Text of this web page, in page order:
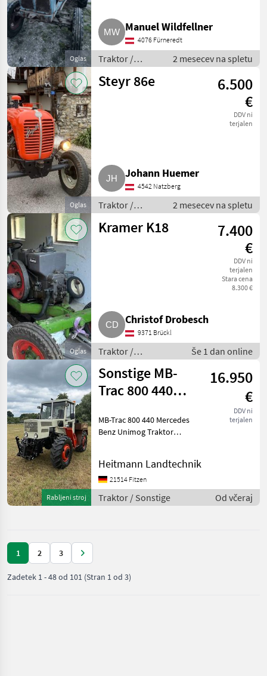
Oglas
Manuel Wildfellner
4076 Fürneredt
Traktor /
Standardni
traktor
2 mesecev na spletu
Oglas
Steyr 86e
6.500
€
DDV ni
terjalen
Johann Huemer
4542 Natzberg
Traktor /
Standardni
traktor
2 mesecev na spletu
Oglas
Kramer K18
7.400
€
DDV ni
terjalen
Stara cena
8.300 €
Christof Drobesch
9371 Brückl
Traktor /
Standardni traktor
Še 1 dan online
Rabljeni stroj
Sonstige MB-
Trac 800 440
Unimog Traktor
Schleppe
16.950
€
DDV ni
terjalen
MB-Trac 800 440 Mercedes
Benz Unimog Traktor
800 aus dem Jahr 1977.
Erhandelt sich hier um ein
seltenes Modell da di
Heitmann Landtechnik
21514 Fitzen
Traktor / Sonstige Od včeraj
1 2 3
Zadetek 1-48od 101 (Stran 1 od 3)